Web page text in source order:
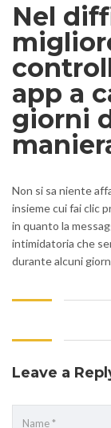
Nel
app a
giorni
Non si sa niente
insieme cui fai clic
in quanto la
intimidatoria che
durante alcuni
Leave a